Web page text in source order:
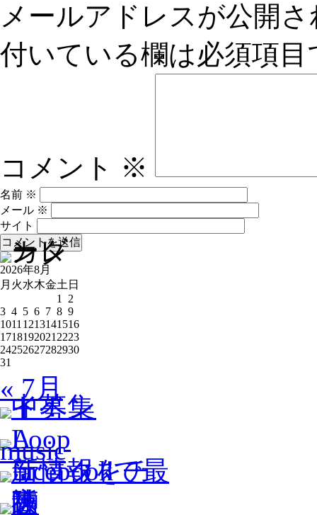
メールアドレスが公開
付いている欄は必須項目
コメント ※
名前 ※
メール ※
サイト
2026年8月
月 火水木金土 日
1
2
3 4 5 6 7 8 9
1011 1213141516
1718192021 2223
24252627282930
31
« 7月